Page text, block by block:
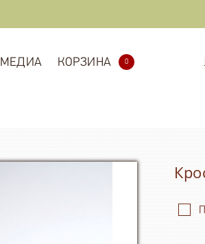
МЕДИА КОРЗИНА 0